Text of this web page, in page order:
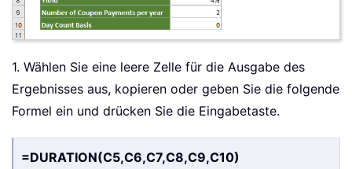
1. Wählen Sie eine leere Zelle für die Ausgabe des
Ergebnisses aus, kopieren oder geben Sie die folgende
Formel ein und drücken Sie die Eingabetaste.
=DURATION(C5,C6,C7,C8,C9,C10)